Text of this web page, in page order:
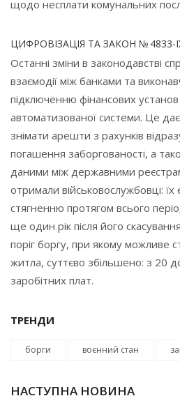
щодо несплати комунальних
ЦИФРОВІЗАЦІЯ ТА ЗАКОН № 4833-
Останні зміни в законодавстві
взаємодії між банками та
підключенню фінансових
автоматизованої системи. Це
знімати арешти з рахунків
погашення заборгованості, а
даними між державними
отримали військовослужбовці:
стягненню протягом всього
ще один рік після його
поріг боргу, при якому можливе
житла, суттєво збільшено: з 20
заробітних плат.
ТРЕНДИ
борги воєнний стан
НАСТУПНА НОВИНА